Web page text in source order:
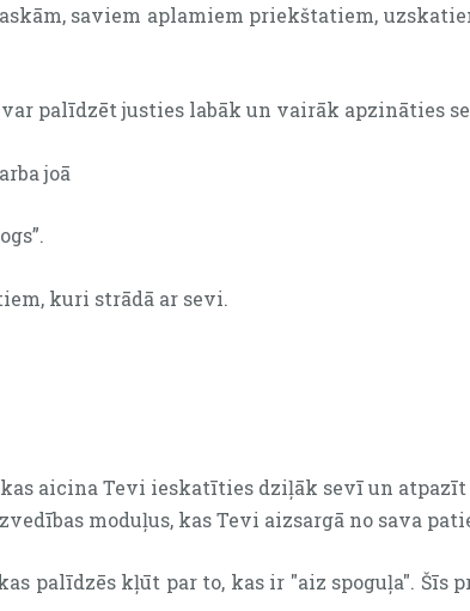
saviem aplamiem priekštatiem,
palīdzēt justies labāk un vairāk apzināties
joā
kuri strādā ar sevi.
aicina Tevi ieskatīties dziļāk sevī un atpazīt
moduļus, kas Tevi aizsargā no sava
palīdzēs kļūt par to, kas ir "aiz spoguļa". Šīs